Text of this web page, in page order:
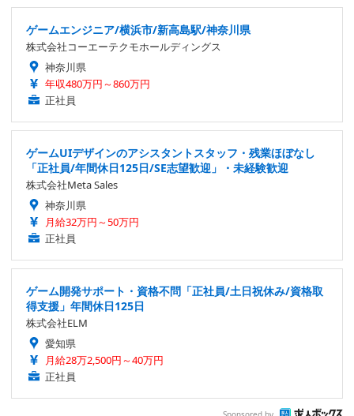
ゲームエンジニア/横浜市/新高島駅/神奈川県
株式会社コーエーテクモホールディングス
神奈川県
年収480万円～860万円
正社員
ゲームUIデザインのアシスタントスタッフ・残業ほぼなし
「正社員/年間休日125日/SE志望歓迎」・未経験歓迎
株式会社Meta Sales
神奈川県
月給32万円～50万円
正社員
ゲーム開発サポート・資格不問「正社員/土日祝休み/資格取
得支援」年間休日125日
株式会社ELM
愛知県
月給28万2,500円～40万円
正社員